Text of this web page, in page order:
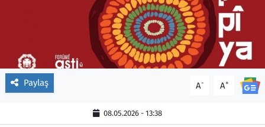
Paylaş A- A+
08.05.2026 - 13:38